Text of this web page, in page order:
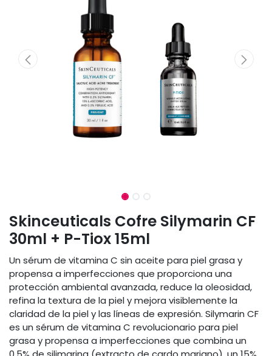
Skinceuticals Cofre Silymarin CF
30ml + P-Tiox 15ml
Un sérum de vitamina C sin aceite para piel grasa y
propensa a imperfecciones que proporciona una
protección ambiental avanzada, reduce la oleosidad,
refina la textura de la piel y mejora visiblemente la
claridad de la piel y las líneas de expresión. Silymarin CF
es un sérum de vitamina C revolucionario para piel
grasa y propensa a imperfecciones que combina un